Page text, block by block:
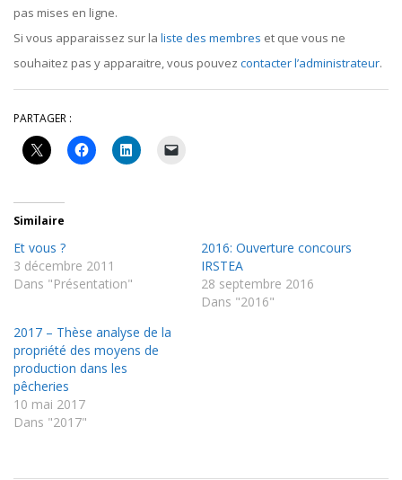
pas mises en ligne.
Si vous apparaissez sur la liste des membres et que vous ne
souhaitez pas y apparaitre, vous pouvez contacter l’administrateur.
PARTAGER :
Similaire
Et vous ?
3 décembre 2011
Dans "Présentation"
2016: Ouverture concours
IRSTEA
28 septembre 2016
Dans "2016"
2017 – Thèse analyse de la
propriété des moyens de
production dans les
pêcheries
10 mai 2017
Dans "2017"